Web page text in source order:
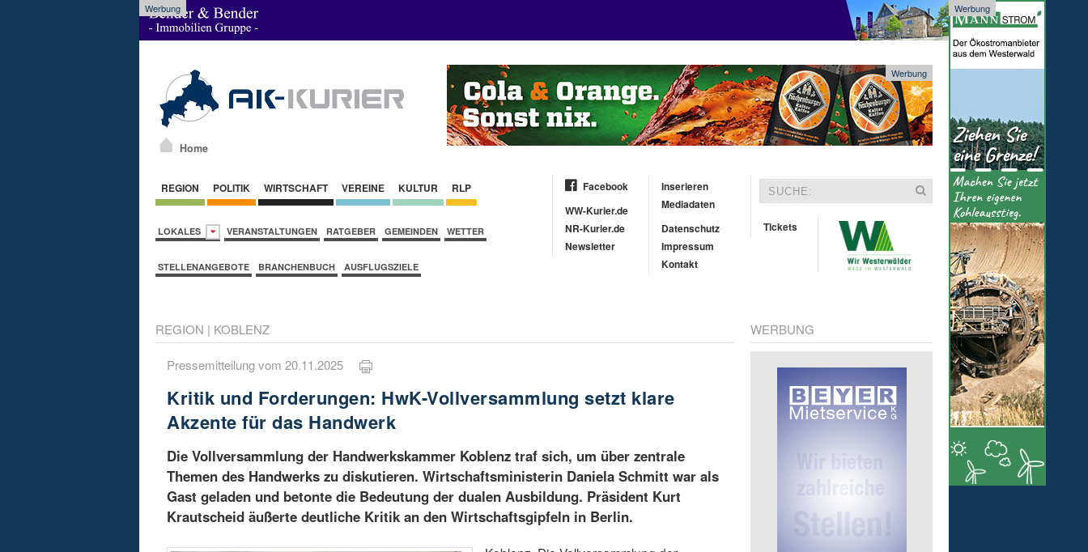
Werbung Werbung
Home
Werbung
REGION POLITIK WIRTSCHAFT VEREINE KULTUR RLP
LOKALES VERANSTALTUNGEN RATGEBER GEMEINDEN WETTER
STELLENANGEBOTE BRANCHENBUCH AUSFLUGSZIELE
Facebook
WW-Kurier.de
NR-Kurier.de
Newsletter
Inserieren
Mediadaten
Datenschutz
Impressum
Kontakt
Tickets
REGION | KOBLENZ
Pressemitteilung vom 20.11.2025
Kritik und Forderungen: HwK-Vollversammlung setzt klare
Akzente für das Handwerk
Die Vollversammlung der Handwerkskammer Koblenz traf sich, um über zentrale
Themen des Handwerks zu diskutieren. Wirtschaftsministerin Daniela Schmitt war als
Gast geladen und betonte die Bedeutung der dualen Ausbildung. Präsident Kurt
Krautscheid äußerte deutliche Kritik an den Wirtschaftsgipfeln in Berlin.
WERBUNG